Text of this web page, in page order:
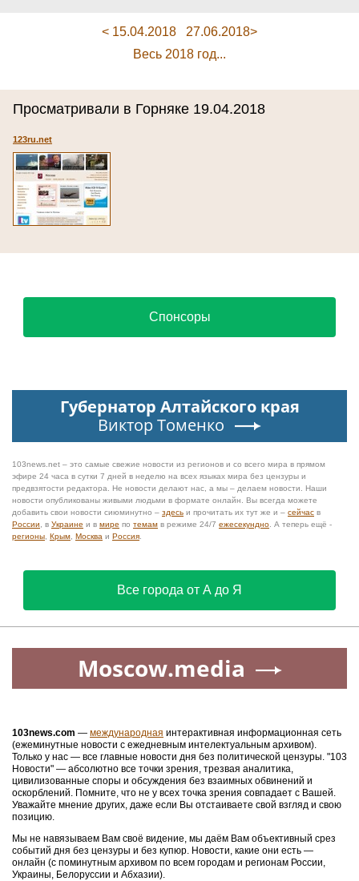
< 15.04.2018
27.06.2018>
Весь 2018 год...
Просматривали в Горняке 19.04.2018
123ru.net
Спонсоры
Губернатор Алтайского края
Виктор Томенко
103news.net – это самые свежие новости из регионов и со всего мира в прямом
эфире 24 часа в сутки 7 дней в неделю на всех языках мира без цензуры и
предвзятости редактора. Не новости делают нас, а мы – делаем новости. Наши
новости опубликованы живыми людьми в формате онлайн. Вы всегда можете
добавить свои новости сиюминутно – здесь и прочитать их тут же и – сейчас в
России , в Украине и в мире по темам в режиме 24/7 ежесекундно . А теперь ещё -
регионы Крым Москва и Россия
Все города от А до Я
Moscow.media
103news.com — международная интерактивная информационная сеть
(ежеминутные новости с ежедневным интелектуальным архивом).
Только у нас — все главные новости дня без политической цензуры. "103
Новости" — абсолютно все точки зрения, трезвая аналитика,
цивилизованные споры и обсуждения без взаимных обвинений и
оскорблений. Помните, что не у всех точка зрения совпадает с Вашей.
Уважайте мнение других, даже если Вы отстаиваете свой взгляд и свою
позицию.
Мы не навязываем Вам своё видение, мы даём Вам объективный срез
событий дня без цензуры и без купюр. Новости, какие они есть —
онлайн (с поминутным архивом по всем городам и регионам России,
Украины, Белоруссии и Абхазии).